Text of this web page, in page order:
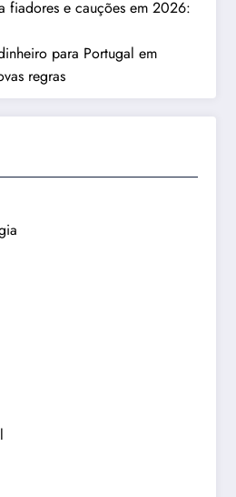
fiadores e cauções em 2026:
para Portugal em
regras